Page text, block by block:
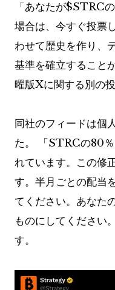
「あなたが$STRC
場合は、今すぐ投票
わせて歴史を作り、
基準を確立すること
曜版Xに関する別の
同社のフィードは個
た。 「STRCの80％
れています。この修
す。半月ごとの配当
てください。あなた
ものにしてください
す。